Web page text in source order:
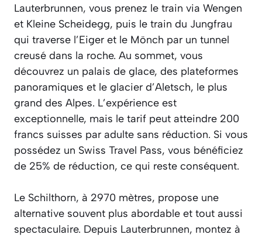
Lauterbrunnen, vous prenez le train via Wengen
et Kleine Scheidegg, puis le train du Jungfrau
qui traverse l’Eiger et le Mönch par un tunnel
creusé dans la roche. Au sommet, vous
découvrez un palais de glace, des plateformes
panoramiques et le glacier d’Aletsch, le plus
grand des Alpes. L’expérience est
exceptionnelle, mais le tarif peut atteindre 200
francs suisses par adulte sans réduction. Si vous
possédez un Swiss Travel Pass, vous bénéficiez
de 25% de réduction, ce qui reste conséquent.
Le Schilthorn, à 2970 mètres, propose une
alternative souvent plus abordable et tout aussi
spectaculaire. Depuis Lauterbrunnen, montez à